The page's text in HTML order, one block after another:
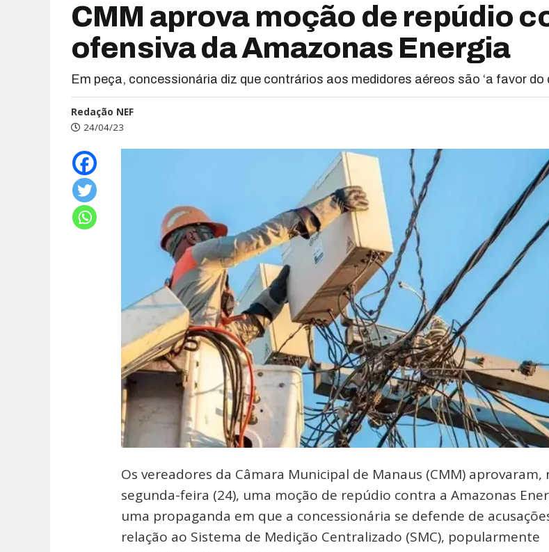
CMM aprova moção de repúdio
ofensiva da Amazonas Energia
Em peça, concessionária diz que contrários aos medidores aéreos são ‘a favor do
Redação NEF
24/04/23
Os vereadores da Câmara Municipal de Manaus (CMM) aprovaram,
segunda-feira (24), uma moção de repúdio contra a Amazonas
uma propaganda em que a concessionária se defende de
relação ao Sistema de Medição Centralizado (SMC), popularmente